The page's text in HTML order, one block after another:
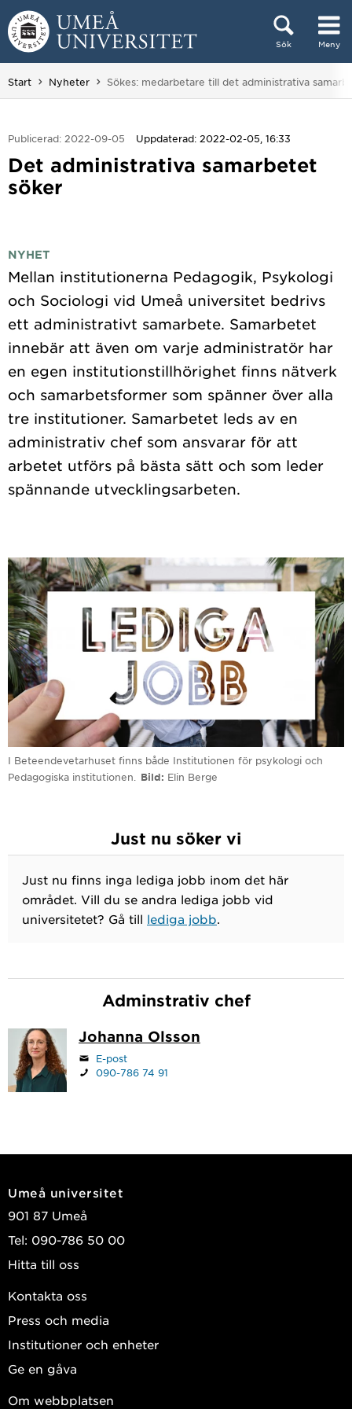
Hoppa direkt till innehållet
Sök Meny
Huvudmenyn dold.
Start Nyheter Du är här:
Sökes: medarbetare till det administrativa
Publicerad: 2022-09-05 Uppdaterad: 2022-02-05, 16:33
Det administrativa samarbetet
söker
NYHET
Mellan institutionerna Pedagogik, Psykologi
och Sociologi vid Umeå universitet bedrivs
ett administrativt samarbete. Samarbetet
innebär att även om varje administratör har
en egen institutionstillhörighet finns nätverk
och samarbetsformer som spänner över alla
tre institutioner. Samarbetet leds av en
administrativ chef som ansvarar för att
arbetet utförs på bästa sätt och som leder
I Beteendevetarhuset finns både Institutionen för psykologi och
Pedagogiska institutionen.
Bild Elin Berge
Just nu söker vi
Just nu finns inga lediga jobb inom det här
området. Vill du se andra lediga jobb vid
universitetet? Gå till lediga jobb.
Adminstrativ chef
Johanna Olsson
E-post
090-786 74 91
Umeå universitet
901 87 Umeå
Tel: 090-786 50 00
Hitta till oss
Kontakta oss
Press och media
Institutioner och enheter
Ge en gåva
Om webbplatsen